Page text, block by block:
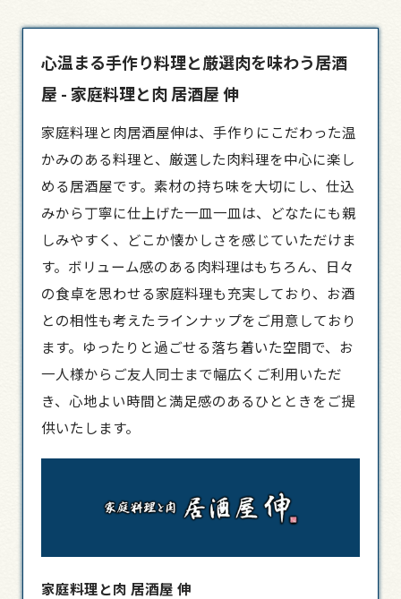
心温まる手作り料理と厳選肉を味わう居酒
屋 - 家庭料理と肉 居酒屋 伸
家庭料理と肉居酒屋伸は、手作りにこだわった温
かみのある料理と、厳選した肉料理を中心に楽し
める居酒屋です。素材の持ち味を大切にし、仕込
みから丁寧に仕上げた一皿一皿は、どなたにも親
しみやすく、どこか懐かしさを感じていただけま
す。ボリューム感のある肉料理はもちろん、日々
の食卓を思わせる家庭料理も充実しており、お酒
との相性も考えたラインナップをご用意しており
ます。ゆったりと過ごせる落ち着いた空間で、お
一人様からご友人同士まで幅広くご利用いただ
き、心地よい時間と満足感のあるひとときをご提
供いたします。
家庭料理と肉 居酒屋 伸